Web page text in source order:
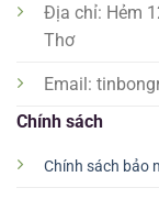
Chính sách
Chính sách bảo
Địa chỉ: Hẻm
Thơ
Email: